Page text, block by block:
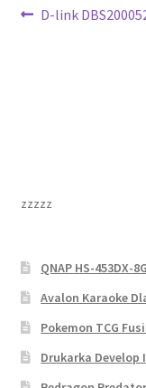
Nawigacja
Poprzedni
D-link
zzzzz
QNAP HS-453DX-8G
Avalon Karaoke
Pokemon TCG
Drukarka Develop